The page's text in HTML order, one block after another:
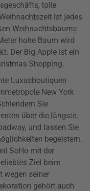
tolle
ist jedes
Weihnachtsbaums
hohe Baum wird
Der Big Apple ist ein
Shopping.
Luxusboutiquen
New York
Sie
über die längste
und lassen Sie
begeistern.
SoHo mit der
Ziel beim
wegen seiner
gehört auch